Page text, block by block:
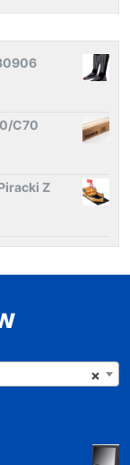
C70
Z
×